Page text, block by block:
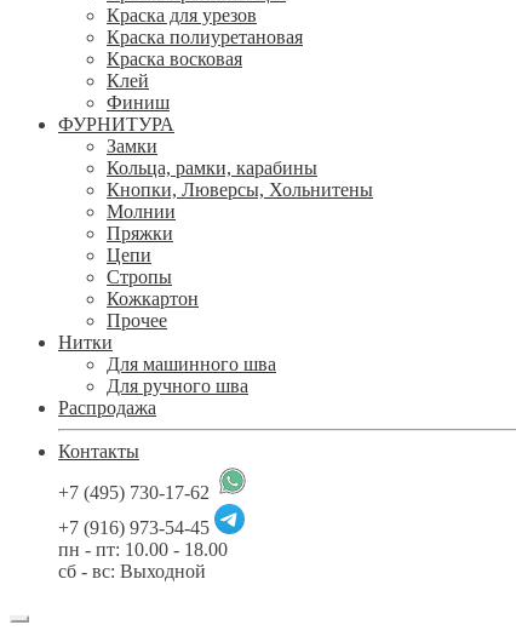
Краска для урезов
Краска полиуретановая
Краска восковая
Клей
Финиш
ФУРНИТУРА
Замки
Кольца, рамки, карабины
Кнопки, Люверсы, Хольнитены
Молнии
Пряжки
Цепи
Стропы
Кожкартон
Прочее
Нитки
Для машинного шва
Для ручного шва
Распродажа
Контакты
+7 (495) 730-17-62
+7 (916) 973-54-45
пн - пт: 10.00 - 18.00
сб - вс: Выходной